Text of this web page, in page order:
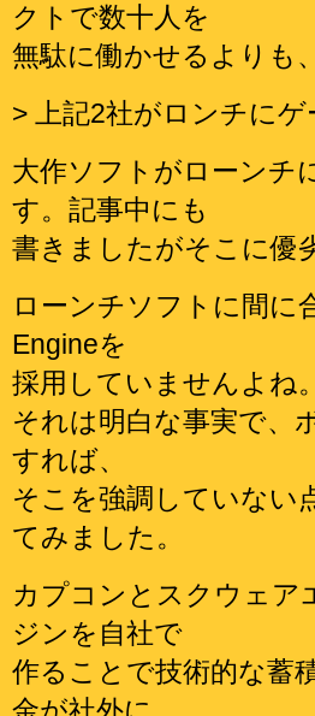
クトで数十人を
無駄に働かせるよりも
> 上記2社がロンチに
大作ソフトがローンチ
す。記事中にも
書きましたがそこに優
ローンチソフトに間に
Engineを
採用していませんよね
それは明白な事実で、
すれば、
そこを強調していない
てみました。
カプコンとスクウェア
ジンを自社で
作ることで技術的な蓄